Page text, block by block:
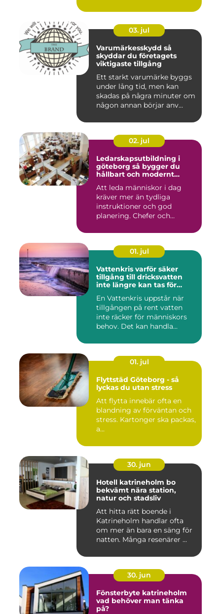
03. jul
Varumärkesskydd så
skyddar du företagets
viktigaste tillgång
Ett starkt varumärke byggs
under lång tid, men kan
skadas på några minuter om
någon annan börjar anv...
02. jul
Ledarskapsutbildning i
göteborg så bygger du
hållbart och modernt
Att leda människor i dag
kräver mer än tydliga
instruktioner och god
planering. Chefer och
01. jul
Vattenkris varför säker
tillgång till dricksvatten
inte längre kan tas för
En Vattenkris uppstår när
tillgången på rent vatten
inte räcker för människors
behov. Det kan handla...
01. jul
Flyttstäd Göteborg - så
lyckas du utan stress
Att flytta innebär ofta en
blandning av förväntan och
stress. Kartonger ska packas,
a...
30. jun
Hotell katrineholm bo
bekvämt nära station,
natur och stadsliv
Att hitta rätt boende i
Katrineholm handlar ofta
om mer än bara en säng för
natten. Många resenärer ...
30. jun
Fönsterbyte katrineholm
vad behöver man tänka
på?